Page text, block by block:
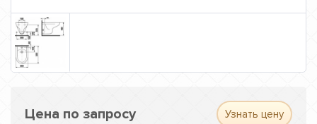
Цена по запросу Узнать цену